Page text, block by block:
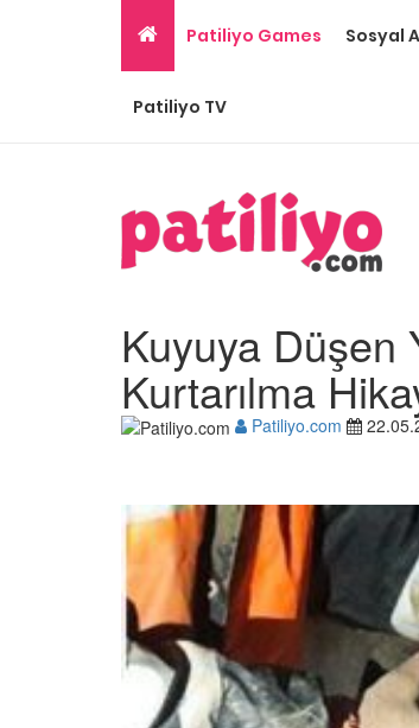
Patiliyo Games Sosyal
Patiliyo TV
Kuyuya Düşen
Kurtarılma
Patiliyo.com
Kolay 14